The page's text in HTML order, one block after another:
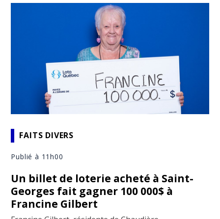
FAITS DIVERS
Publié à 11h00
Un billet de loterie acheté à Saint-
Georges fait gagner 100 000$ à
Francine Gilbert